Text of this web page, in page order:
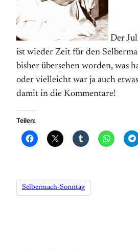
Der
ist wieder Zeit für den
bisher übersehen worden, was
oder vielleicht war ja auch
damit in die Kommentare!
Teilen:
Selbermach-Sonntag